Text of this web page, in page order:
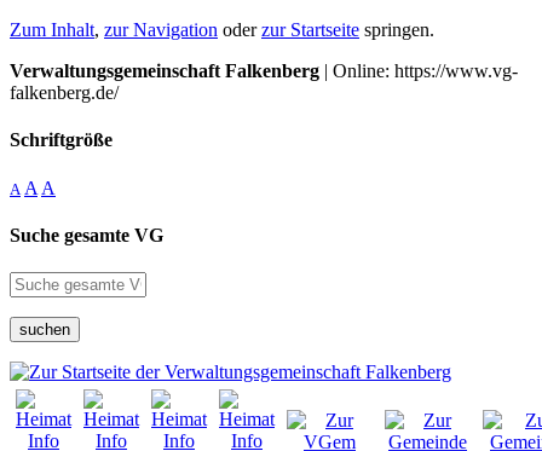
Zum Inhalt, zur Navigation oderzur Startseite springen.
Verwaltungsgemeinschaft Falkenberg | Online: https://www.vg-
falkenberg.de/
Schriftgröße
A A A
Suche gesamte VG
suchen